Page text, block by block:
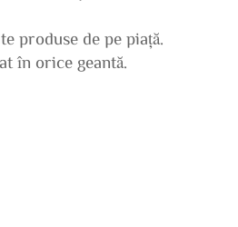
produse de pe piață.
în orice geantă.